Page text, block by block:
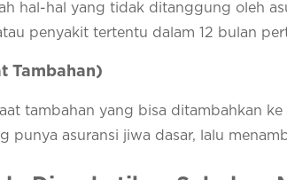
hal-hal yang tidak ditanggung oleh
penyakit tertentu dalam 12 bulan
Tambahan)
tambahan yang bisa ditambahkan
punya asuransi jiwa dasar, lalu